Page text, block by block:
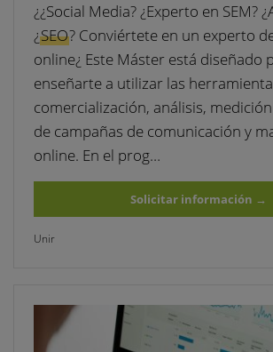
¿¿Social Media? ¿Experto en SEM?
¿SEO? Conviértete en un experto
online¿ Este Máster está diseñado
enseñarte a utilizar las
comercialización, análisis,
de campañas de comunicación y
online. En el prog…
Solicitar información →
Unir